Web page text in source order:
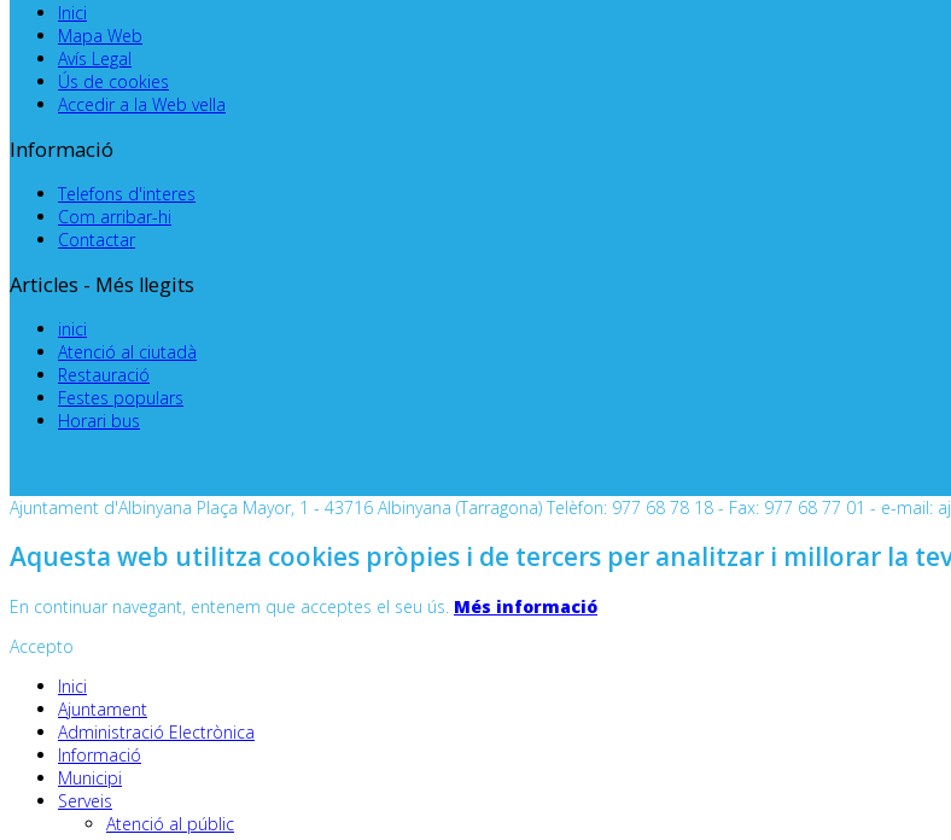
Inici
Mapa Web
Avís Legal
Ús de cookies
Accedir a la Web vella
Informació
Telefons d'interes
Com arribar-hi
Contactar
Articles - Més llegits
inici
Atenció al ciutadà
Restauració
Festes populars
Horari bus
Ajuntament d'Albinyana Plaça Mayor, 1 - 43716 Albinyana (Tarragona) Telèfon: 977 68 78 18 - Fax: 977 68 77 01 - e-mail:
Aquesta web utilitza cookies pròpies i de tercers per analitzar i millorar la
En continuar navegant, entenem que acceptes el seu ús. Més informació
Accepto
Inici
Ajuntament
Administració Electrònica
Informació
Municipi
Serveis
Atenció al públic